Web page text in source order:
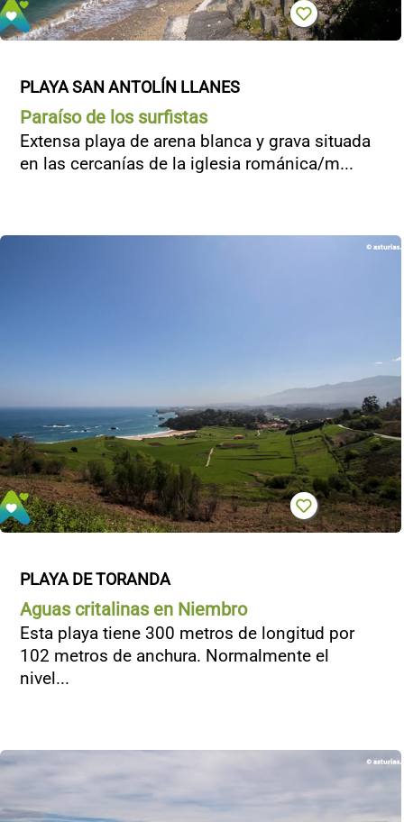
PLAYA SAN ANTOLÍN LLANES
Paraíso de los surfistas
Extensa playa de arena blanca y grava situada
en las cercanías de la iglesia románica/m...
PLAYA DE TORANDA
Aguas critalinas en Niembro
Esta playa tiene 300 metros de longitud por
102 metros de anchura. Normalmente el
nivel...